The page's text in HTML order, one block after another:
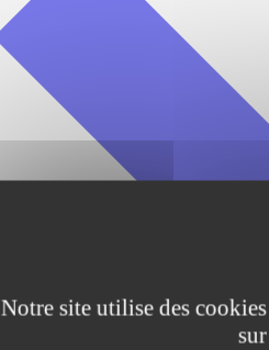
Notre site utilise des